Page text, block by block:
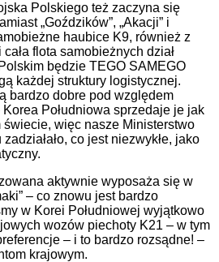
Polskiego też zaczyna się
„Goździków”, „Akacji” i
haubice K9, również z
flota samobieżnych dział
będzie TEGO SAMEGO
każdej struktury logistycznej.
bardzo dobre pod względem
Południowa sprzedaje je jak
świecie, więc nasze Ministerstwo
co jest niezwykłe, jako
aktywnie wyposaża się w
– co znowu jest bardzo
w Korei Południowej wyjątkowo
wozów piechoty K21 – w tym
– i to bardzo rozsądne! –
krajowym.